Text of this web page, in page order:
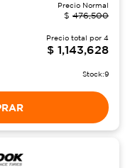
Precio Normal
$ 476,500
Precio total por 4
$ 1,143,628
Stock:9